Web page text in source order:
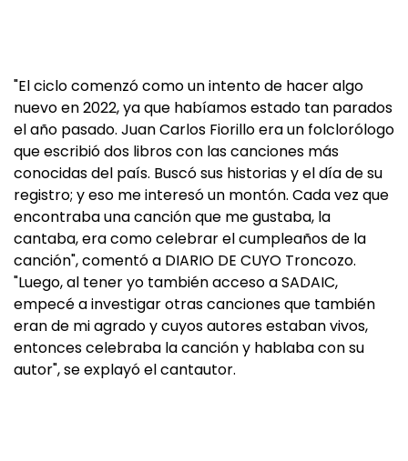
"El ciclo comenzó como un intento de hacer algo
nuevo en 2022, ya que habíamos estado tan parados
el año pasado. Juan Carlos Fiorillo era un folclorólogo
que escribió dos libros con las canciones más
conocidas del país. Buscó sus historias y el día de su
registro; y eso me interesó un montón. Cada vez que
encontraba una canción que me gustaba, la
cantaba, era como celebrar el cumpleaños de la
canción", comentó a DIARIO DE CUYO Troncozo.
"Luego, al tener yo también acceso a SADAIC,
empecé a investigar otras canciones que también
eran de mi agrado y cuyos autores estaban vivos,
entonces celebraba la canción y hablaba con su
autor", se explayó el cantautor.